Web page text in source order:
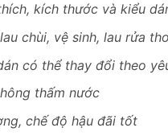
kích thước và kiểu
chùi, vệ sinh, lau rửa
có thể thay đổi theo
thấm nước
chế độ hậu đãi tốt